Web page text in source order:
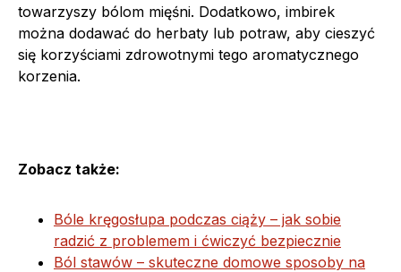
towarzyszy bólom mięśni. Dodatkowo, imbirek
można dodawać do herbaty lub potraw, aby cieszyć
się korzyściami zdrowotnymi tego aromatycznego
korzenia.
Zobacz także:
Bóle kręgosłupa podczas ciąży – jak sobie
radzić z problemem i ćwiczyć bezpiecznie
Ból stawów – skuteczne domowe sposoby na